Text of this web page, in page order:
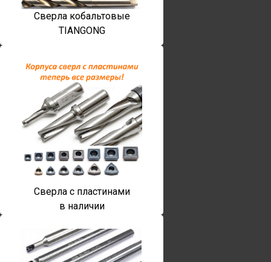
Сверла кобальтовые
TIANGONG
Сверла с пластинами
в наличии